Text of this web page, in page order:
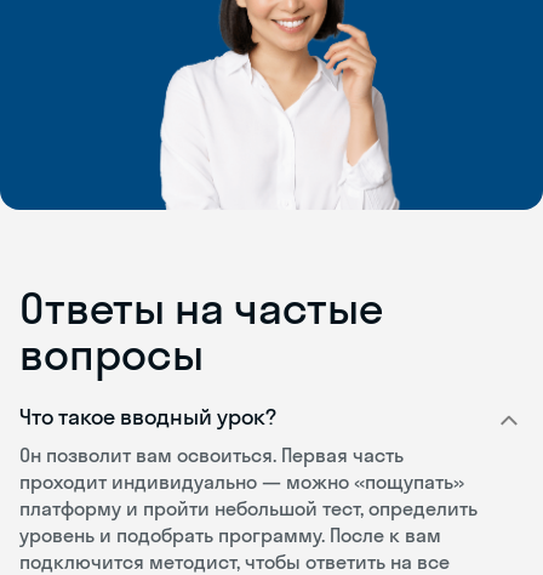
Ответы на частые
вопросы
Что такое вводный урок?
Он позволит вам освоиться. Первая часть
проходит индивидуально — можно «пощупать»
платформу и пройти небольшой тест, определить
уровень и подобрать программу. После к вам
подключится методист, чтобы ответить на все